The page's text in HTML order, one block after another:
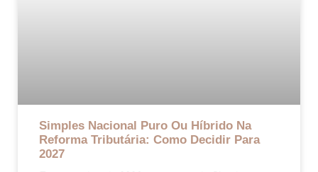
Simples Nacional Puro Ou Híbrido Na
Reforma Tributária: Como Decidir Para
2027